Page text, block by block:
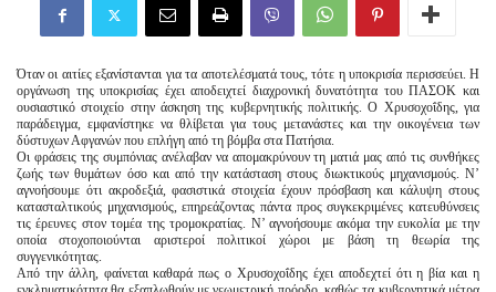
Όταν οι αιτίες εξανίστανται για τα αποτελέσματά τους, τότε η υποκρισία περισσεύει. Η
οργάνωση της υποκρισίας έχει αποδειχτεί διαχρονική δυνατότητα του ΠΑΣΟΚ και
ουσιαστικό στοιχείο στην άσκηση της κυβερνητικής πολιτικής. Ο Χρυσοχοΐδης, για
παράδειγμα, εμφανίστηκε να θλίβεται για τους μετανάστες και την οικογένεια των
δύστυχων Αφγανών που επλήγη από τη βόμβα στα Πατήσια.
Οι φράσεις της συμπόνιας ανέλαβαν να απομακρύνουν τη ματιά μας από τις συνθήκες
ζωής των θυμάτων όσο και από την κατάσταση στους διωκτικούς μηχανισμούς. Ν’
αγνοήσουμε ότι ακροδεξιά, φασιστικά στοιχεία έχουν πρόσβαση και κάλυψη στους
κατασταλτικούς μηχανισμούς, επηρεάζοντας πάντα προς συγκεκριμένες κατευθύνσεις
τις έρευνες στον τομέα της τρομοκρατίας. Ν’ αγνοήσουμε ακόμα την ευκολία με την
οποία στοχοποιούνται αριστεροί πολιτικοί χώροι με βάση τη θεωρία της
συγγενικότητας.
Από την άλλη, φαίνεται καθαρά πως ο Χρυσοχοΐδης έχει αποδεχτεί ότι η βία και η